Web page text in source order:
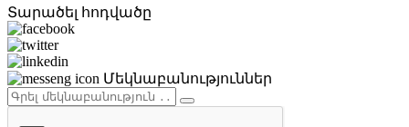
Տարածել հոդվածը
Մեկնաբանություններ